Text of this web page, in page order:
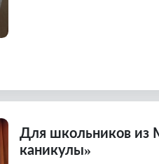
Для школьников из
каникулы»